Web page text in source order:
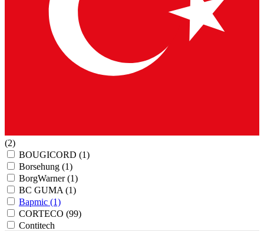
(2)
BOUGICORD (1)
Borsehung (1)
BorgWarner(1)
BC GUMA (1)
Bapmic (1)
CORTECO (99)
Contitech